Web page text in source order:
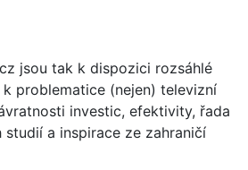
jsou tak k dispozici rozsáhlé
problematice (nejen) televizní
investic, efektivity, řada
a inspirace ze zahraničí